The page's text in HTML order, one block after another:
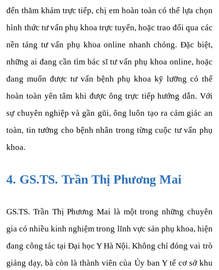
đến thăm khám trực tiếp, chị em hoàn toàn có thể lựa chọn
hình thức tư vấn phụ khoa trực tuyến, hoặc trao đổi qua các
nền tảng tư vấn phụ khoa online nhanh chóng. Đặc biệt,
những ai đang cần tìm bác sĩ tư vấn phụ khoa online, hoặc
đang muốn được tư vấn bệnh phụ khoa kỹ lưỡng có thể
hoàn toàn yên tâm khi được ông trực tiếp hướng dẫn. Với
sự chuyên nghiệp và gần gũi, ông luôn tạo ra cảm giác an
toàn, tin tưởng cho bệnh nhân trong từng cuộc tư vấn phụ
khoa.
4. GS.TS. Trần Thị Phương Mai
GS.TS. Trần Thị Phương Mai là một trong những chuyên
gia có nhiều kinh nghiệm trong lĩnh vực sản phụ khoa, hiện
đang công tác tại Đại học Y Hà Nội. Không chỉ đóng vai trò
giảng dạy, bà còn là thành viên của Ủy ban Y tế cơ sở khu